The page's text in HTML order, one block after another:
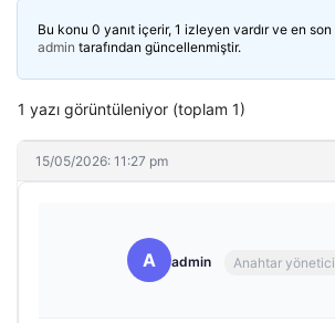
Bu konu 0 yanıt içerir, 1 izleyen vardır ve en son
admin tarafından güncellenmiştir.
1 yazı görüntüleniyor (toplam 1)
15/05/2026: 11:27 pm
A admin Anahtar yönetici